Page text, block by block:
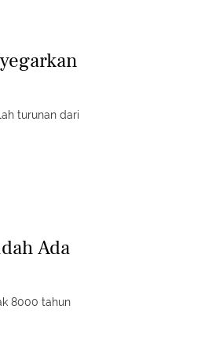
turunan dari
Ada
8000 tahun